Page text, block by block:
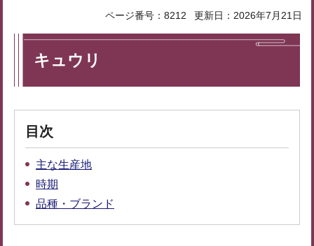
ページ番号：8212 更新日：2026年7月21日
キュウリ
目次
主な生産地
時期
品種・ブランド